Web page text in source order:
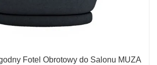
Fotel Obrotowy do Salonu MUZA